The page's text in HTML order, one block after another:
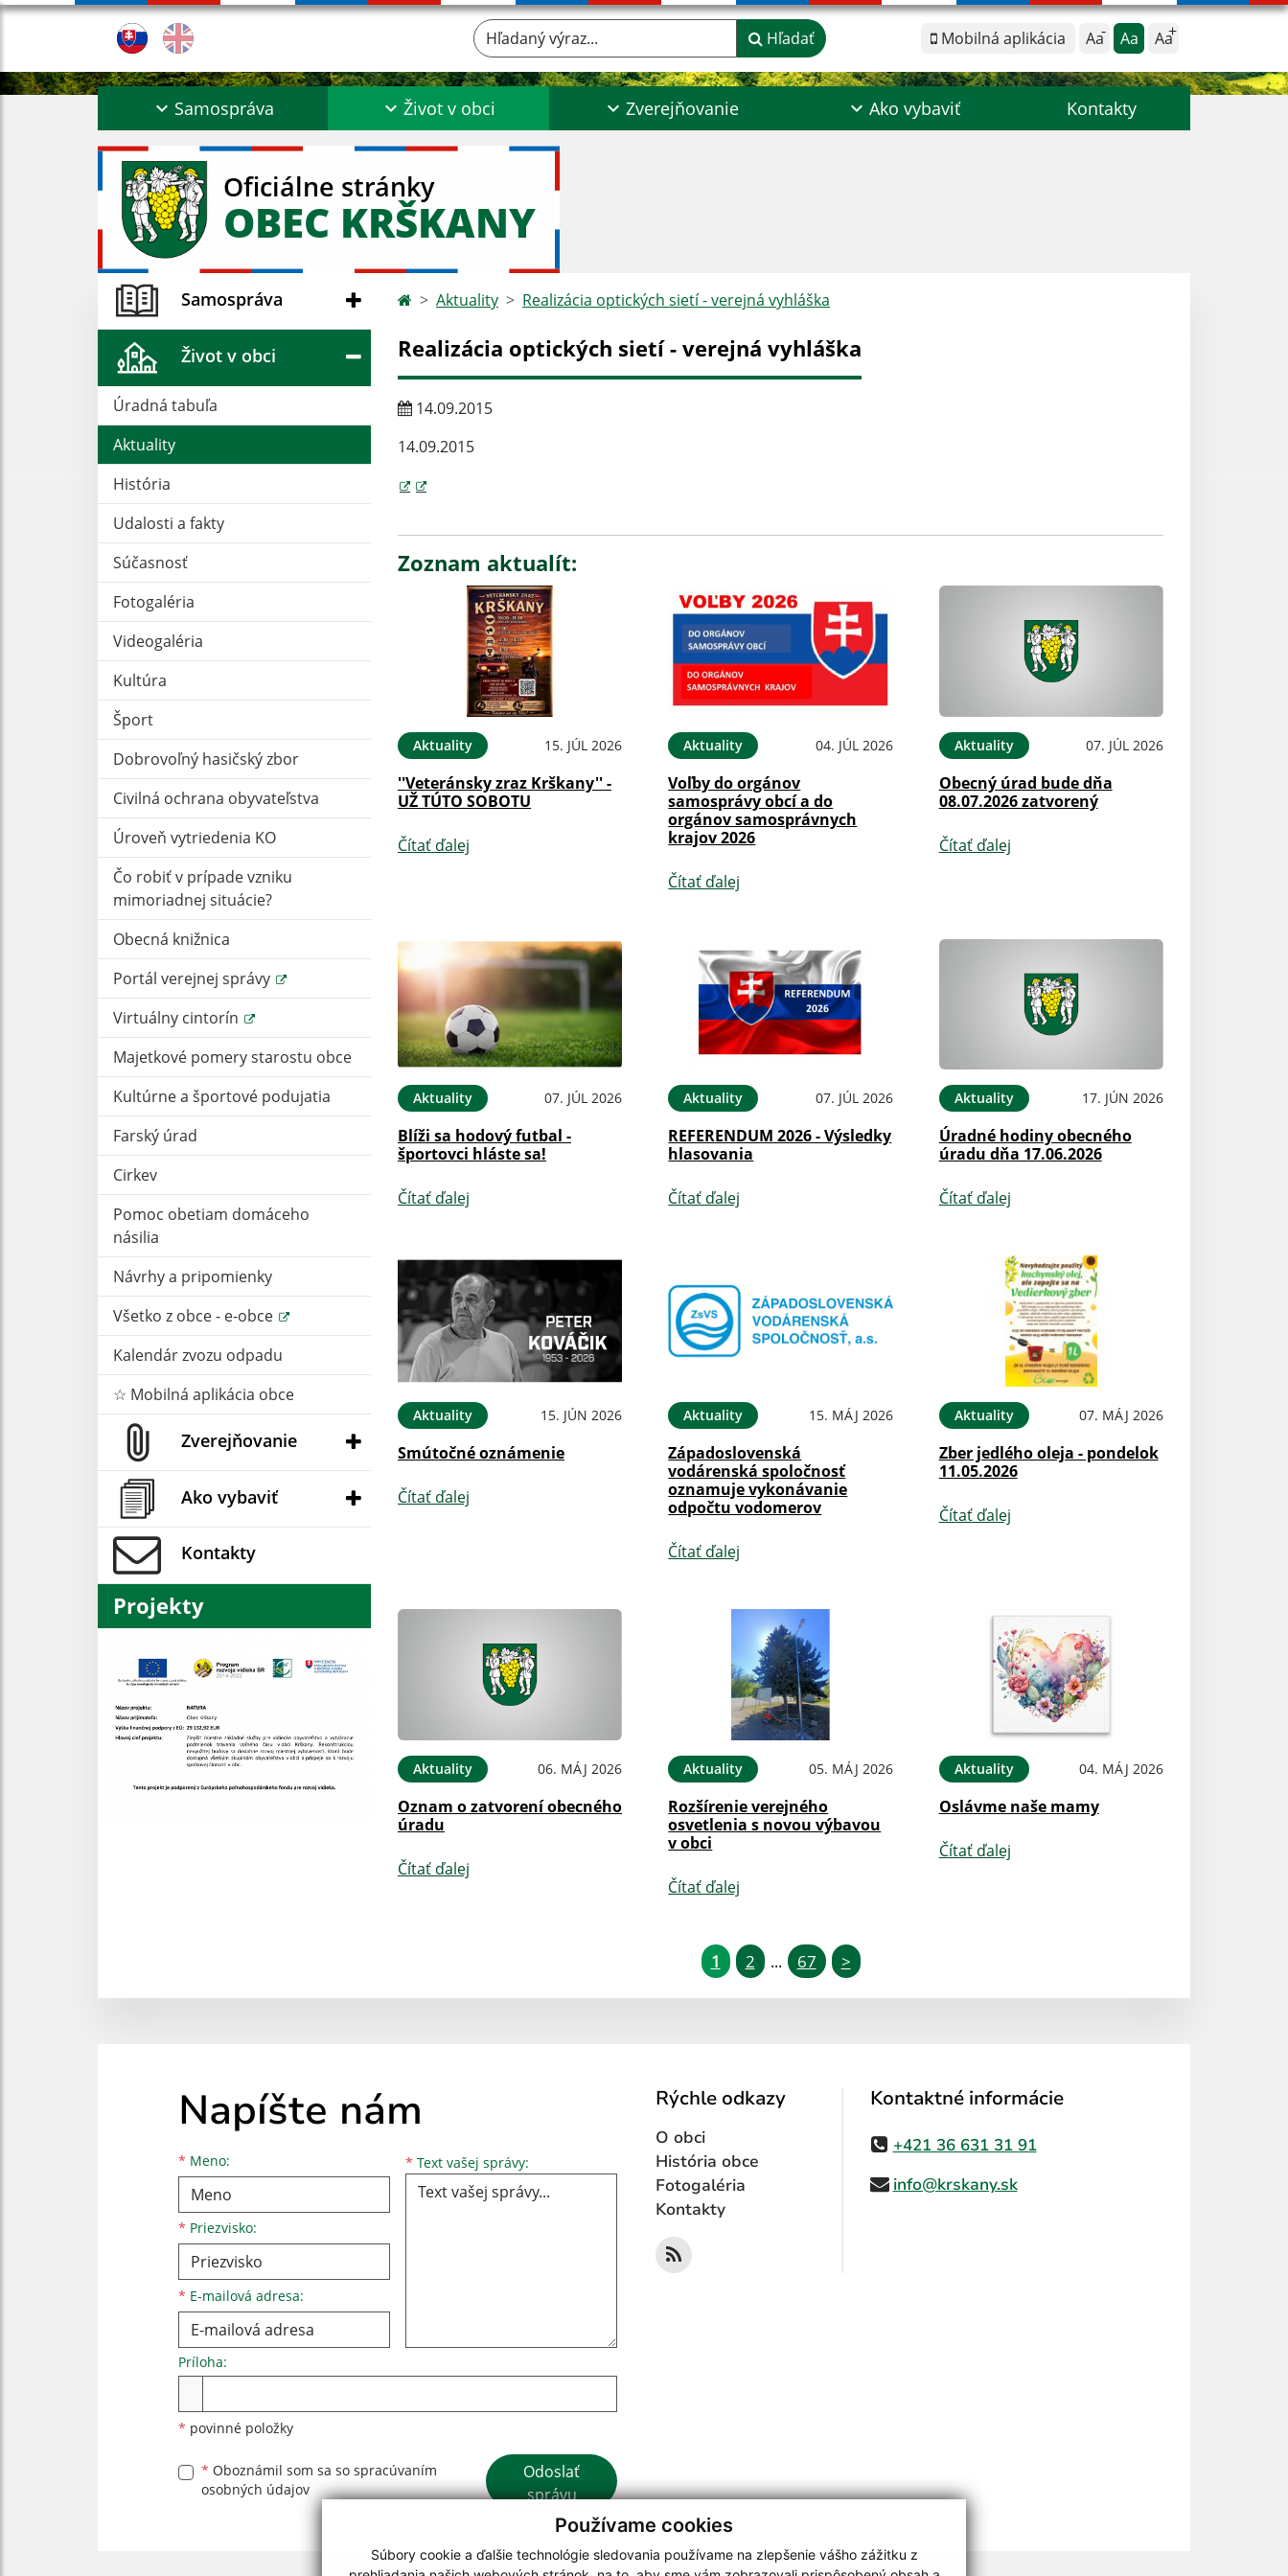
Používame cookies
Súbory cookie a ďalšie technológie sledovania používame na zlepšenie vášho zážitku z
Mobilná aplikácia Aa Aa Aa
Hľadaný výraz... Hľadať
Samospráva Život v obci Zverejňovanie Ako vybaviť Kontakty
Oficiálne stránky
OBEC KRŠKANY
Samospráva
Život v obci
Úradná tabuľa
Aktuality
História
Udalosti a fakty
Súčasnosť
Fotogaléria
Videogaléria
Kultúra
Šport
Dobrovoľný hasičský zbor
Civilná ochrana obyvateľstva
Úroveň vytriedenia KO
Čo robiť v prípade vzniku
mimoriadnej situácie?
Obecná knižnica
Portál verejnej správy
Virtuálny cintorín
Majetkové pomery starostu obce
Kultúrne a športové podujatia
Farský úrad
Cirkev
Pomoc obetiam domáceho
násilia
Návrhy a pripomienky
Všetko z obce - e-obce
Kalendár zvozu odpadu
☆ Mobilná aplikácia obce
Zverejňovanie
Ako vybaviť
Kontakty
Projekty
Aktuality Realizácia optických sietí - verejná vyhláška
Realizácia optických sietí - verejná vyhláška
14.09.2015
14.09.2015
Zoznam aktualít:
Aktuality 15. JÚL 2026
''Veteránsky zraz Krškany'' -
UŽ TÚTO SOBOTU
Čítať ďalej
Aktuality 04. JÚL 2026
Voľby do orgánov
samosprávy obcí a do
orgánov samosprávnych
krajov 2026
Čítať ďalej
Aktuality 07. JÚL 2026
Obecný úrad bude dňa
08.07.2026 zatvorený
Čítať ďalej
Aktuality 07. JÚL 2026
Blíži sa hodový futbal -
športovci hláste sa!
Čítať ďalej
Aktuality 07. JÚL 2026
REFERENDUM 2026 - Výsledky
hlasovania
Čítať ďalej
Aktuality 17. JÚN 2026
Úradné hodiny obecného
úradu dňa 17.06.2026
Čítať ďalej
Aktuality 15. JÚN 2026
Smútočné oznámenie
Čítať ďalej
Aktuality 15. MÁJ 2026
Západoslovenská
vodárenská spoločnosť
oznamuje vykonávanie
odpočtu vodomerov
Čítať ďalej
Aktuality 07. MÁJ 2026
Zber jedlého oleja - pondelok
11.05.2026
Čítať ďalej
Aktuality 06. MÁJ 2026
Oznam o zatvorení obecného
úradu
Čítať ďalej
Aktuality 05. MÁJ 2026
Rozšírenie verejného
osvetlenia s novou výbavou
v obci
Čítať ďalej
Aktuality 04. MÁJ 2026
Oslávme naše mamy
Čítať ďalej
1 2 ... 67 >
Napíšte nám
* Meno:
Meno
* Priezvisko:
Priezvisko
* E-mailová adresa:
E-mailová adresa * Text vašej správy: Text vašej správy...
Príloha:
* povinné položky
* Oboznámil som sa so spracúvaním
osobných údajov
Google reCaptcha Response
Odoslať
správu
Rýchle odkazy
O obci
História obce
Fotogaléria
Kontakty
Kontaktné informácie
+421 36 631 31 91
info@krskany.sk